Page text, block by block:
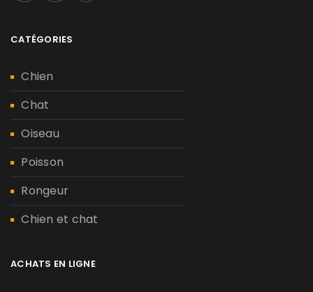
CATÉGORIES
Chien
Chat
Oiseau
Poisson
Rongeur
Chien et chat
ACHATS EN LIGNE